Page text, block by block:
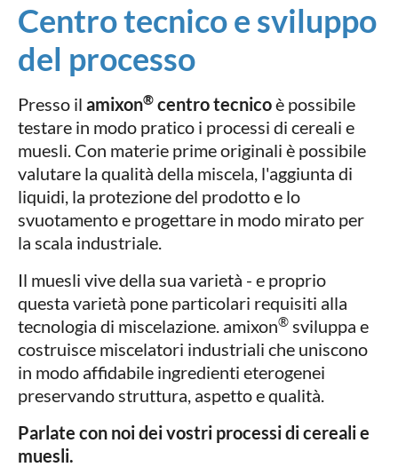
Centro tecnico e sviluppo
del processo
Presso il amixon® centro tecnicoè possibile
testare in modo pratico i processi di cereali e
muesli. Con materie prime originali è possibile
valutare la qualità della miscela, l'aggiunta di
liquidi, la protezione del prodotto e lo
svuotamento e progettare in modo mirato per
la scala industriale.
Il muesli vive della sua varietà - e proprio
questa varietà pone particolari requisiti alla
tecnologia di miscelazione. amixon® sviluppa e
costruisce miscelatori industriali che uniscono
in modo affidabile ingredienti eterogenei
preservando struttura, aspetto e qualità.
Parlate con noi dei vostri processi di cereali e
muesli.